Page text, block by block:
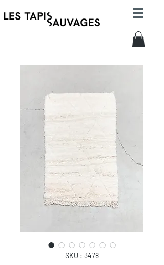
SKU : 3478